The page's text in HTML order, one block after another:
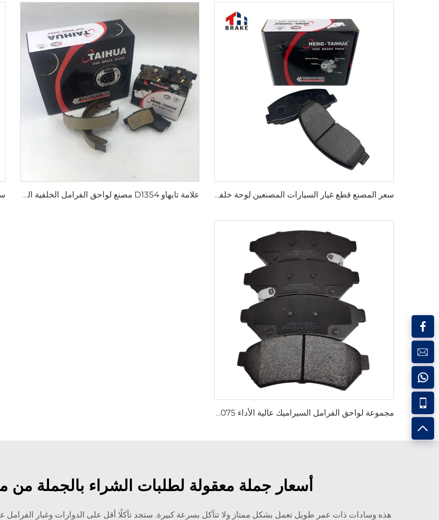
سعر المصنع قطع غيار السيارات المصنعين لوحة خلفية أقراص الفرامل D2026 للسيارات اليابانية علامة تايهاو D1354 مصنع لواحق الفرامل الخلفية السيراميك للسيارات التصنيع
مجموعة لواحق الفرامل السيراميك عالية الأداء D1075 لسيارات PONTIAC
أسعار جملة معقولة لطلبات الشراء بالجملة من
هذه وسادات ذات عمر طويل تعمل بشكل ممتاز ولا تتآكل بسرعة كبيرة. ستجد تآكلًا أقل على الدوارات وغبار الفرامل